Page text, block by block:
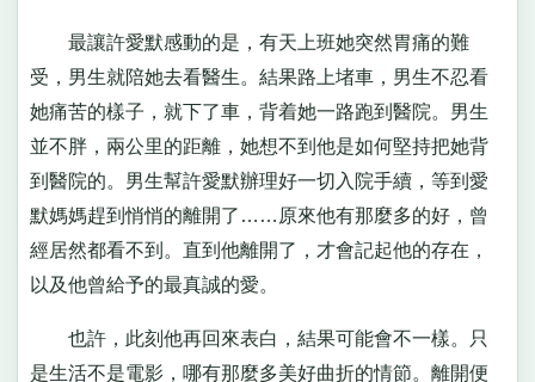
最讓許愛默感動的是，有天上班她突然胃痛的難
受，男生就陪她去看醫生。結果路上堵車，男生不忍看
她痛苦的樣子，就下了車，背着她一路跑到醫院。男生
並不胖，兩公里的距離，她想不到他是如何堅持把她背
到醫院的。男生幫許愛默辦理好一切入院手續，等到愛
默媽媽趕到悄悄的離開了……原來他有那麼多的好，曾
經居然都看不到。直到他離開了，才會記起他的存在，
以及他曾給予的最真誠的愛。
也許，此刻他再回來表白，結果可能會不一樣。只
是生活不是電影，哪有那麼多美好曲折的情節。離開便